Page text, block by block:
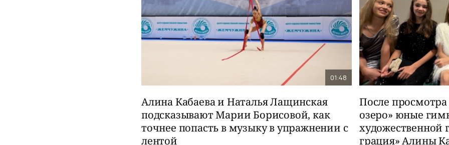
01:48
Алина Кабаева и Наталья Лащинская
подсказывают Марии Борисовой, как
точнее попасть в музыку в упражнении с
лентой
После просмотра
озеро» юные
художественной
грация» Алины